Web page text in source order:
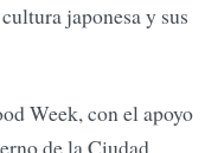
japonesa y sus
Week, con el apoyo